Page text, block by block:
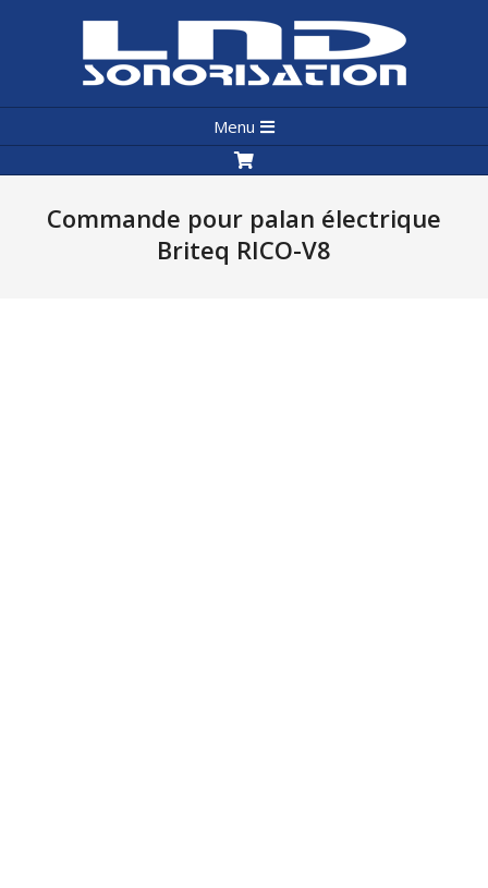
LND
Sonorisation
Navigation
Menu
Menu
Commande pour palan électrique
Briteq RICO-V8